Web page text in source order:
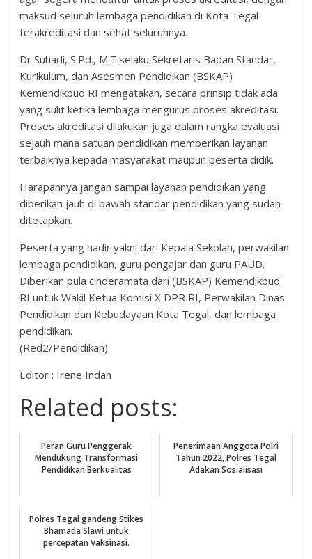
maksud seluruh lembaga pendidikan di Kota Tegal
terakreditasi dan sehat seluruhnya.
Dr Suhadi, S.Pd., M.T.selaku Sekretaris Badan Standar,
Kurikulum, dan Asesmen Pendidikan (BSKAP)
Kemendikbud RI mengatakan, secara prinsip tidak ada
yang sulit ketika lembaga mengurus proses akreditasi.
Proses akreditasi dilakukan juga dalam rangka evaluasi
sejauh mana satuan pendidikan memberikan layanan
terbaiknya kepada masyarakat maupun peserta didik.
Harapannya jangan sampai layanan pendidikan yang
diberikan jauh di bawah standar pendidikan yang sudah
ditetapkan.
Peserta yang hadir yakni dari Kepala Sekolah, perwakilan
lembaga pendidikan, guru pengajar dan guru PAUD.
Diberikan pula cinderamata dari (BSKAP) Kemendikbud
RI untuk Wakil Ketua Komisi X DPR RI, Perwakilan Dinas
Pendidikan dan Kebudayaan Kota Tegal, dan lembaga
pendidikan.
(Red2/Pendidikan)
Editor : Irene Indah
Related posts:
Peran Guru Penggerak
Mendukung Transformasi
Pendidikan Berkualitas
Penerimaan Anggota Polri
Tahun 2022, Polres Tegal
Adakan Sosialisasi
Polres Tegal gandeng Stikes
Bhamada Slawi untuk
percepatan Vaksinasi.